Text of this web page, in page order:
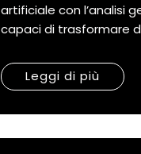
artificiale con l’analisi
capaci di trasformare
Leggi di più